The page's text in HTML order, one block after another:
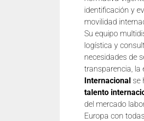
identificación y
movilidad
Su equipo
logística y
necesidades de
transparencia, la
Internacional se
talento
del mercado
Europa con